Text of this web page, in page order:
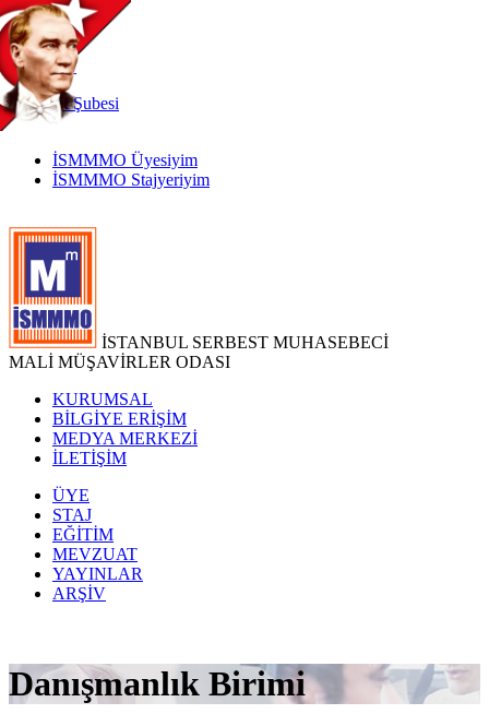
TR
|
EN
İnternetŞubesi
İSMMMO Üyesiyim
İSMMMO Stajyeriyim
İSTANBUL SERBEST MUHASEBECİ
MALİ MÜŞAVİRLER ODASI
KURUMSAL
BİLGİYE ERİŞİM
MEDYA MERKEZİ
İLETİŞİM
ÜYE
STAJ
EĞİTİM
MEVZUAT
YAYINLAR
ARŞİV
Danışmanlık Birimi